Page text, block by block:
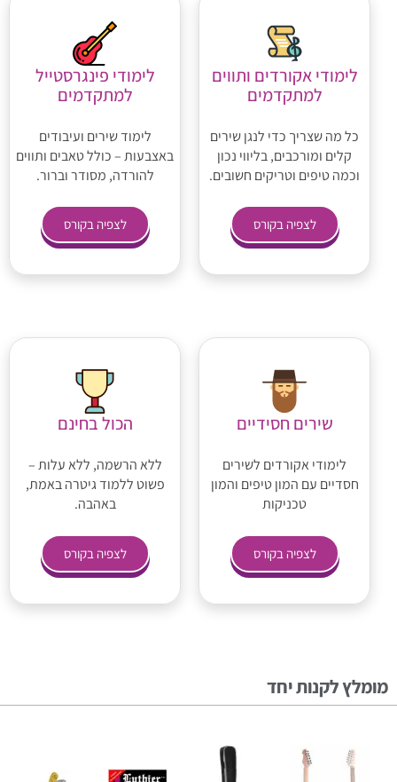
לימודי אקורדים ותווים
למתקדמים
כל מה שצריך כדי לנגן שירים
קלים ומורכבים, בליווי נכון
וכמה טיפים וטריקים חשובים.
לצפיה בקורס
לימודי פינגרסטייל
למתקדמים
לימוד שירים ועיבודים
באצבעות – כולל טאבים ותווים
להורדה, מסודר וברור.
לצפיה בקורס
שירים חסידיים
לימודי אקורדים לשירים
חסדיים עם המון טיפים והמון
טכניקות
לצפיה בקורס
הכול בחינם
ללא הרשמה, ללא עלות –
פשוט ללמוד גיטרה באמת,
באהבה.
לצפיה בקורס
מומלץ לקנות יחד